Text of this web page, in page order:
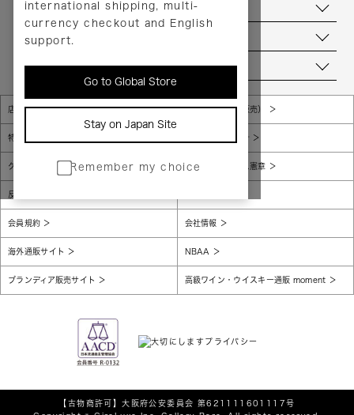
international shipping, multi-
currency checkout and English
support.
Go to Global Store
Stay on Japan Site
Remember my choice
ヘルプ
お問い合わせ
当店について
店舗一覧 販売規約（店頭販売）
特定商取引法に基づく表示 個人情報保護方針
グローバルプライバシーポリシー コンプライアンス憲章
反社会的勢力に対する基本方針
会員規約 会社情報
海外通販サイト NBAA
ブランディア販売サイト 高級ワイン・ウイスキー通販 moment
【古物商許可】大阪府公安委員会 第621111601117号